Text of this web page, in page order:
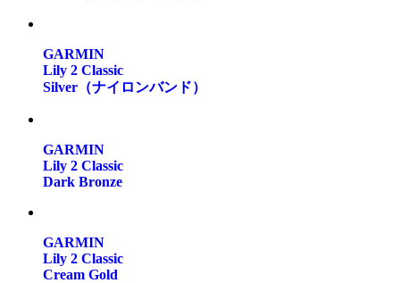
GARMIN
Lily 2 Classic
Silver（ナイロンバンド）
GARMIN
Lily 2 Classic
Dark Bronze
GARMIN
Lily 2 Classic
Cream Gold